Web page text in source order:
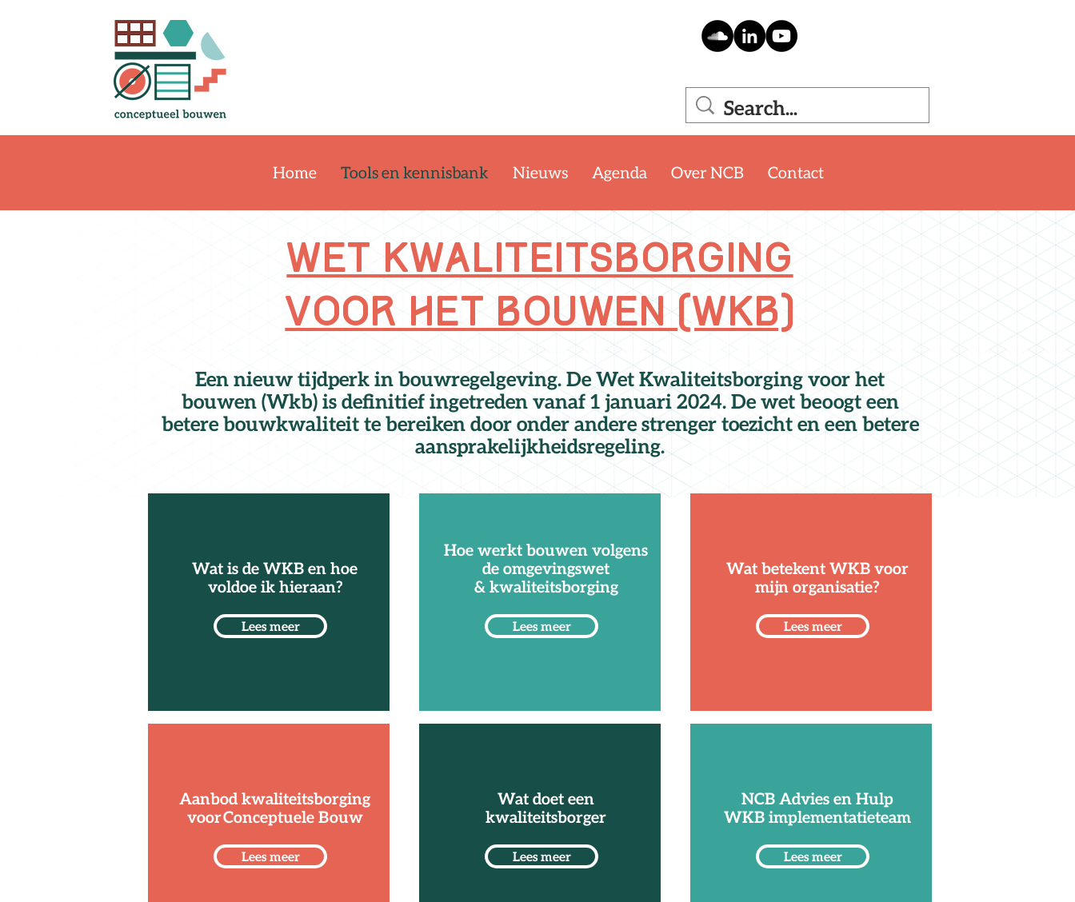
Home Tools en kennisbank Nieuws Agenda Over NCB Contact
Wet kwaliteitsborging
voor het bouwen (Wkb)
Een nieuw tijdperk in bouwregelgeving. De Wet Kwaliteitsborging voor het
bouwen (Wkb) is definitief ingetreden vanaf 1 januari 2024. De wet beoogt een
betere bouwkwaliteit te bereiken door onder andere strenger toezicht en een betere
aansprakelijkheidsregeling.
Wat is de WKB en hoe
voldoe ik hieraan?
Lees meer
Aanbod kwaliteitsborging
voorConceptuele Bouw
Lees meer
Hoe werkt bouwen volgens
de omgevingswet
& kwaliteitsborging
Lees meer
Wat doet een
kwaliteitsborger
Lees meer
Wat betekent WKB voor
mijn organisatie?
Lees meer
NCB Advies en Hulp
WKB implementatieteam
Lees meer